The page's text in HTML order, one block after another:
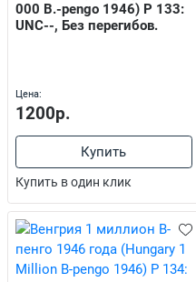
000 В.-pengo 1946) P 133:
UNC--, Без перегибов.
Цена:
1200р.
Купить
Купить в один клик